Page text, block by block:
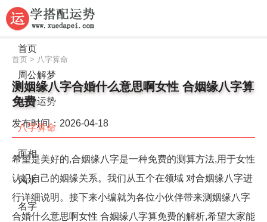
首页
周公解梦
生肖运势
八字算命
面相
风水
名字
首页 > 八字算命
测姻缘八字合婚什么意思啊女性 合姻缘八字算
免费
发布时间：2026-04-18
希望是美好的,合姻缘八字是一种免费的测算方法,用于女性
认识自己的姻缘关系。我们从五个在领域 对合姻缘八字进
行详细说明。接下来小编就为各位小伙伴带来测姻缘八字
合婚什么意思啊女性 合姻缘八字算免费的解析,希望大家能